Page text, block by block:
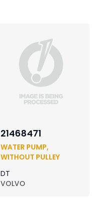
21468471
WATER PUMP,
WITHOUT PULLEY
DT
VOLVO